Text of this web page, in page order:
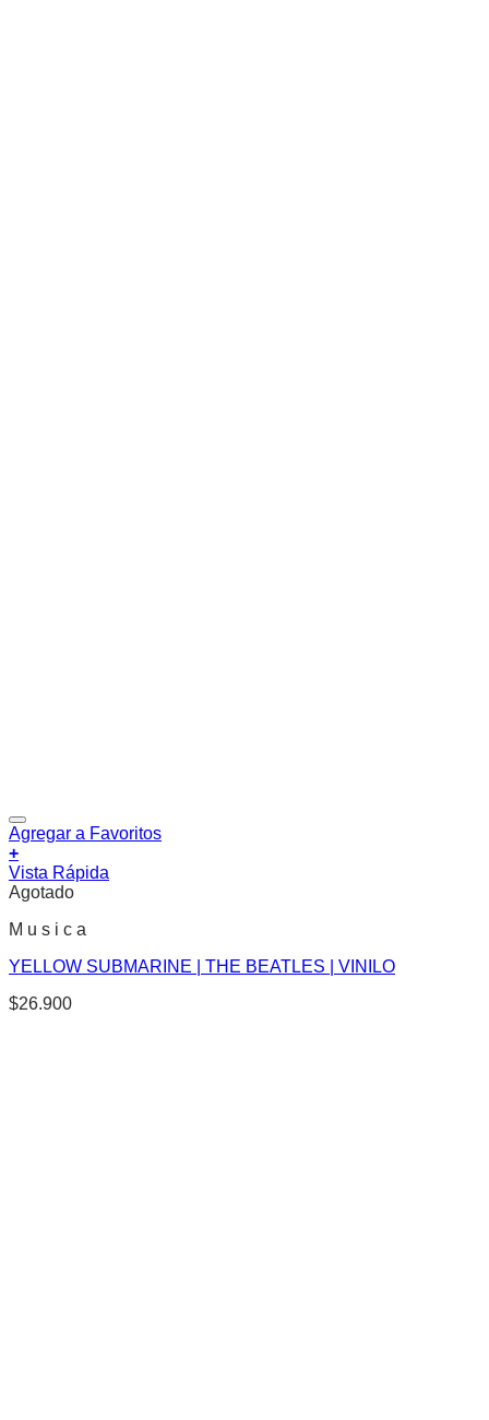
Agregar a Favoritos
+
Vista Rápida
Agotado
M u s i c a
YELLOW SUBMARINE | THE BEATLES | VINILO
$26.900